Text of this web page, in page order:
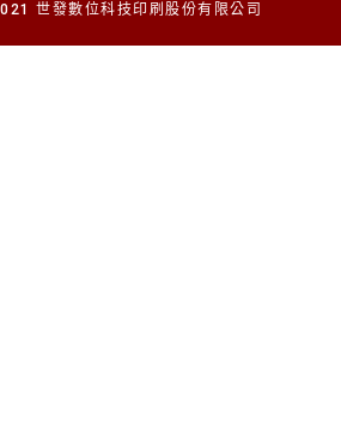
世發數位科技印刷股份有限公司